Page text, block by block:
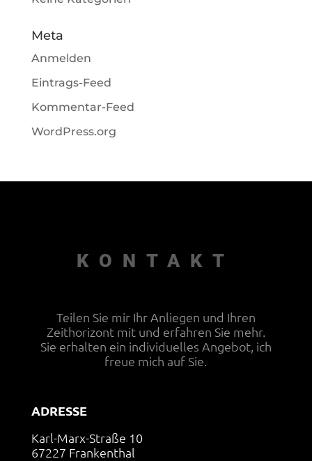
Meta
Anmelden
Eintrags-Feed
Kommentar-Feed
WordPress.org
KONTAKT
Teilen Sie mir Ihr Anliegen und Ihren
Zeithorizont mit und erfahren Sie mehr.
Sie erhalten ein individuelles Angebot, ich
freue mich auf Sie.
ADRESSE
Karl-Marx-Straße 10
67227 Frankenthal